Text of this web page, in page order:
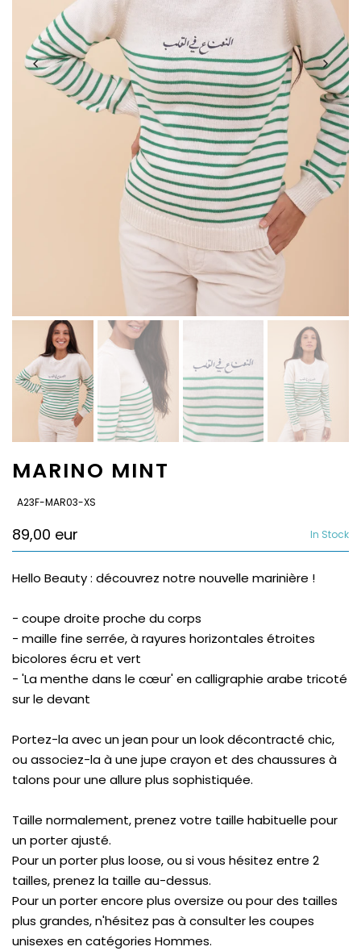
MARINO MINT
SKU:
A23F-MAR03-XS
89,00 eur In Stock
Hello Beauty : découvrez notre nouvelle marinière !
- coupe droite proche du corps
- maille fine serrée, à rayures horizontales étroites
bicolores écru et vert
- 'La menthe dans le cœur' en calligraphie arabe tricoté
sur le devant
Portez-la avec un jean pour un look décontracté chic,
ou associez-la à une jupe crayon et des chaussures à
talons pour une allure plus sophistiquée.
Taille normalement, prenez votre taille habituelle pour
un porter ajusté.
Pour un porter plus loose, ou si vous hésitez entre 2
tailles,prenez la taille au-dessus.
Pour un porter encore plus oversize ou pour des tailles
plus grandes, n'hésitez pas à consulter les coupes
unisexes en catégories Hommes.